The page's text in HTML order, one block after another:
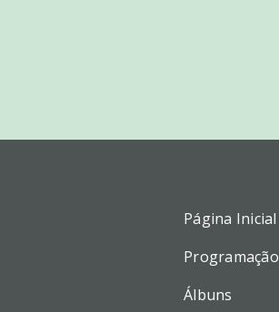
Página Inicial
Programação
Álbuns